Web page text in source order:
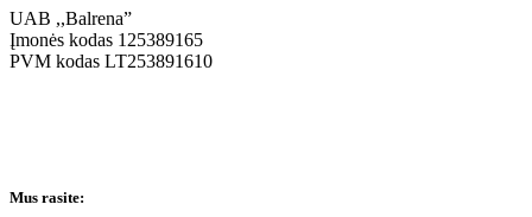
UAB ,,Balrena”
Įmonės kodas 125389165
PVM kodas LT253891610
Mus rasite: